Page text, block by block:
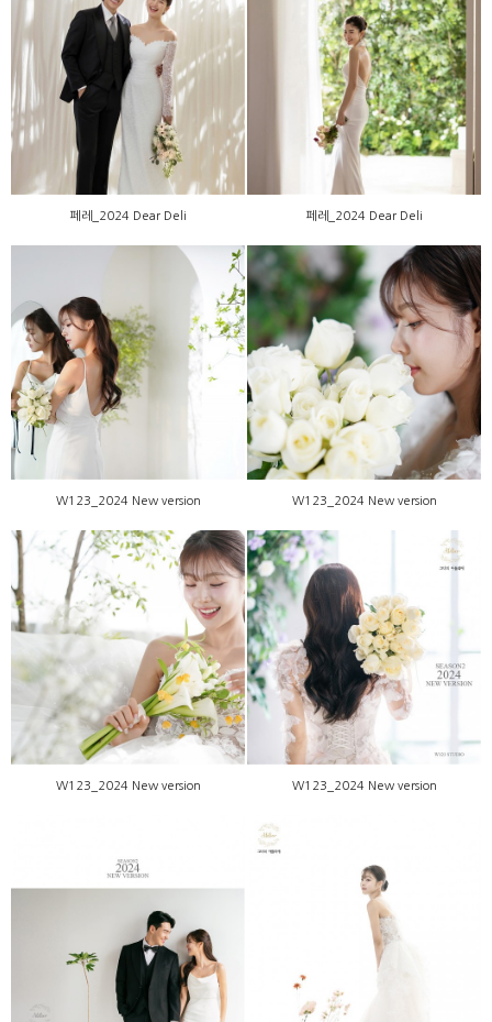
페레_2024 Dear Deli
페레_2024 Dear Deli
페레_2024 Dear Deli
페레_2024 Dear Deli
W123_2024 New version
W123_2024 New version
W123_2024 New version
W123_2024 New version
W123_2024 New version
W123_2024 New version
W123_2024 New version
W123_2024 New version
W123_2024 New version W123_2024 New version